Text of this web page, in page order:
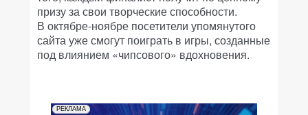
призу за свои творческие способности.
В октябре-ноябре посетители упомянутого
сайта уже смогут поиграть в игры, созданные
под влиянием «чипсового» вдохновения.
РЕКЛАМА